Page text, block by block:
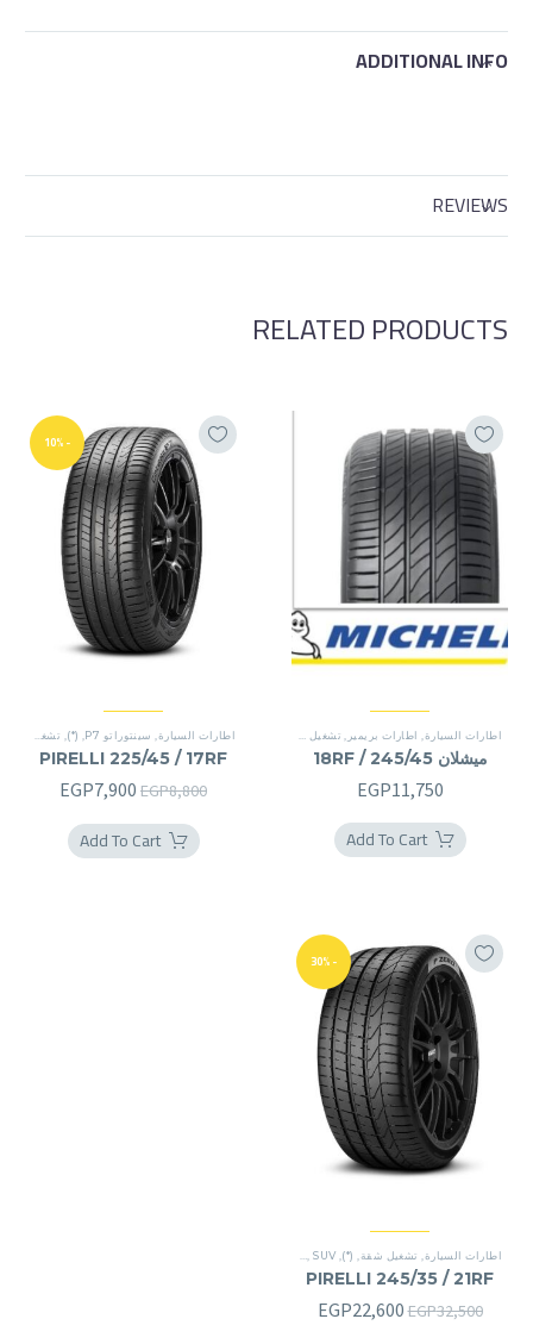
ADDITIONAL INFO
REVIEWS
RELATED PRODUCTS
اطارات السيارة, اطارات بريمير , تشغيل شقة تشغيل شقة
ميشلان 245/45 / 18RF
EGP11,750
Add To Cart
-10%
اطارات السيارة, سينتوراتو P7 ,
(*)
, تشغيل شقة
PIRELLI 225/45 / 17RF
EGP8,800
السعر
الأصلي
هو:
EGP7,900
Add To Cart
-30%
اطارات السيارة تشغيل شقة (*)
,SUV
PIRELLI 245/35 / 21RF
EGP32,500
السعر EGP22,600